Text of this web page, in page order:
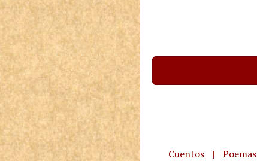
Cuentos | Poemas